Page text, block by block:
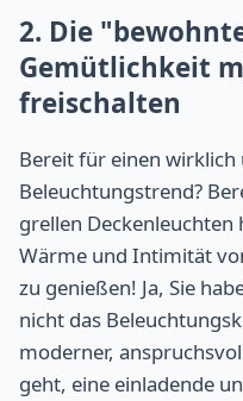
2. Die
Gemütlichkeit
freischalten
Bereit für einen
Beleuchtungstrend?
grellen Deckenleuchten
Wärme und Intimität
zu genießen! Ja, Sie
nicht das
moderner,
geht, eine einladende